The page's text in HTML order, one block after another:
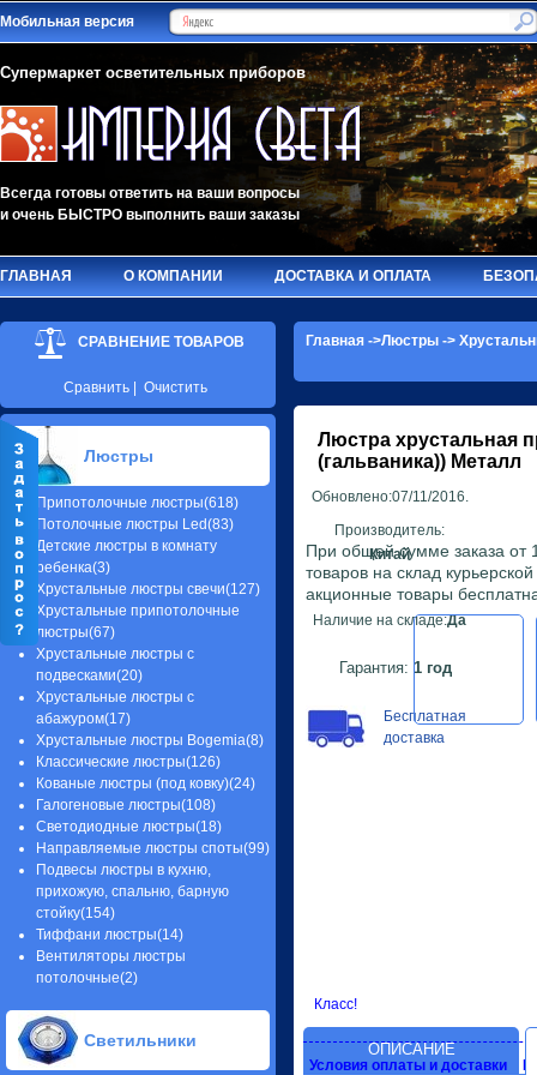
Мобильная версия
Супермаркет осветительных приборов
Всегда готовы ответить на ваши вопросы
и очень БЫСТРО выполнить ваши заказы
ГЛАВНАЯ О КОМПАНИИ ДОСТАВКА И ОПЛАТА
Главная ->Люстры ->
Люстра хрустальная
(гальваника)) Металл
Обновлено:07/11/2016.
Производитель:
Китай
Наличие на складе:Да
Гарантия: 1 год
Бесплатная
доставка
При общей сумме заказа от
товаров на склад
акционные товары
Условия оплаты и доставки
Класс!
ОПИСАНИЕ
СРАВНЕНИЕ ТОВАРОВ
Сравнить Очистить
Люстры
Припотолочные люстры(618)
Потолочные люстры Led(83)
Детские люстры в комнату
ребенка(3)
Хрустальные люстры свечи(127)
Хрустальные припотолочные
люстры(67)
Хрустальные люстры с
подвесками(20)
Хрустальные люстры с
абажуром(17)
Хрустальные люстры Bogemia(8)
Классические люстры(126)
Кованые люстры (под ковку)(24)
Галогеновые люстры(108)
Светодиодные люстры(18)
Направляемые люстры споты(99)
Подвесы люстры в кухню,
прихожую, спальню, барную
стойку(154)
Тиффани люстры(14)
Вентиляторы люстры
потолочные(2)
Светильники